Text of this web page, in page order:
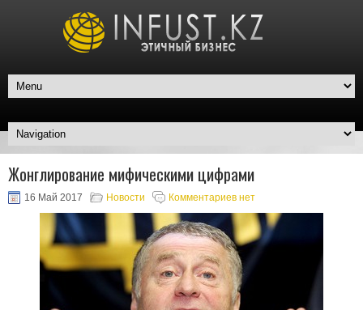
Жонглирование мифическими цифрами
16 Май 2017 Новости Комментариев нет